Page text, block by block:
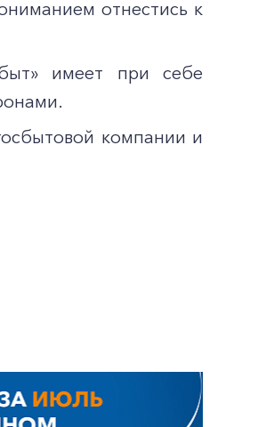
отнестись к
имеет при себе
компании и